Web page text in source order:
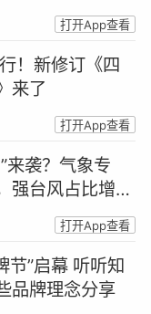
打开App查看
！新修订《四
来了
打开App查看
来袭？气象专
强台风占比增加
打开App查看
节”启幕 听听知
品牌理念分享